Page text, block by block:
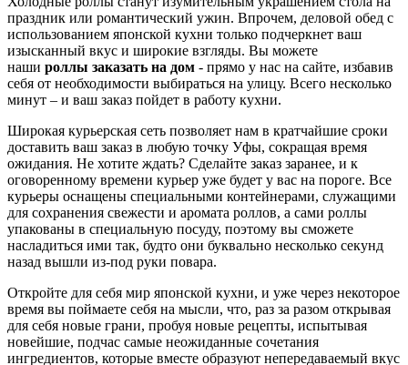
праздник или романтический ужин. Впрочем, деловой обед с
использованием японской кухни только подчеркнет ваш
изысканный вкус и широкие взгляды. Вы можете
наши роллы заказать на дом - прямо у нас на сайте, избавив
себя от необходимости выбираться на улицу. Всего несколько
минут – и ваш заказ пойдет в работу кухни.
Широкая курьерская сеть позволяет нам в кратчайшие сроки
доставить ваш заказ в любую точку Уфы, сокращая время
ожидания. Не хотите ждать? Сделайте заказ заранее, и к
оговоренному времени курьер уже будет у вас на пороге. Все
курьеры оснащены специальными контейнерами, служащими
для сохранения свежести и аромата роллов, а сами роллы
упакованы в специальную посуду, поэтому вы сможете
насладиться ими так, будто они буквально несколько секунд
назад вышли из-под руки повара.
Откройте для себя мир японской кухни, и уже через некоторое
время вы поймаете себя на мысли, что, раз за разом открывая
для себя новые грани, пробуя новые рецепты, испытывая
новейшие, подчас самые неожиданные сочетания
ингредиентов, которые вместе образуют непередаваемый вкус